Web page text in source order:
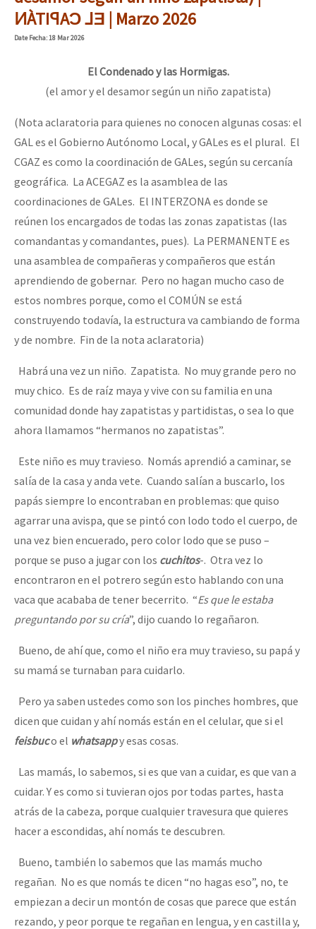
Mundo
EZLN
AutonomÍa y Resistencia
Megaproyectos
Migración
Mujeres
Niñxs
MULTIMEDIA
Audio
Otras secciones
Semillero Guerra contra la Humanidad. (Las poblaciones y
la naturaleza bajo asedio)
Libros para descargar
Medios Libres
COVID-19
Eventos
[CDMX – 20 julio] Jornadas globales por la libertad de Jesús
“Sonhando a Terra do Bem Virá” se publica no Estado Espanhol
Se o México sabe, que o mundo saiba! Nossas lutas pela
[25 abr – CDMX] Tokín por el CNI: 30 años de Resistencia y
ͶÀTIꟼAƆ ⅃Ǝ | Marzo 2026
DateFecha: 18 Mar 2026
El Condenado y las Hormigas.
(el amor y el desamor según un niño zapatista)
(Nota aclaratoria para quienes no conocen algunas cosas: el
GAL es el Gobierno Autónomo Local, y GALes es el plural. El
CGAZ es como la coordinación de GALes, según su cercanía
geográfica. La ACEGAZ es la asamblea de las
coordinaciones de GALes. El INTERZONA es donde se
reúnen los encargados de todas las zonas zapatistas (las
comandantas y comandantes, pues). La PERMANENTE es
una asamblea de compañeras y compañeros que están
aprendiendo de gobernar. Pero no hagan mucho caso de
estos nombres porque, como el COMÚN se está
construyendo todavía, la estructura va cambiando de forma
y de nombre. Fin de la nota aclaratoria)
Habrá una vez un niño. Zapatista. No muy grande pero no
muy chico. Es de raíz maya y vive con su familia en una
comunidad donde hay zapatistas y partidistas, o sea lo que
ahora llamamos “hermanos no zapatistas”.
Este niño es muy travieso. Nomás aprendió a caminar, se
salía de la casa y anda vete. Cuando salían a buscarlo, los
papás siempre lo encontraban en problemas: que quiso
agarrar una avispa, que se pintó con lodo todo el cuerpo, de
una vez bien encuerado, pero color lodo que se puso –
porque se puso a jugar con los cuchitos-. Otra vez lo
encontraron en el potrero según esto hablando con una
vaca que acababa de tener becerrito. “Es que le estaba
preguntando por su cría”, dijo cuando lo regañaron.
Bueno, de ahí que, como el niño era muy travieso, su papá y
su mamá se turnaban para cuidarlo.
Pero ya saben ustedes como son los pinches hombres, que
dicen que cuidan y ahí nomás están en el celular, que si el
feisbuco el whatsappy esas cosas.
Las mamás, lo sabemos, si es que van a cuidar, es que van a
cuidar. Y es como si tuvieran ojos por todas partes, hasta
atrás de la cabeza, porque cualquier travesura que quieres
hacer a escondidas, ahí nomás te descubren.
Bueno, también lo sabemos que las mamás mucho
regañan. No es que nomás te dicen “no hagas eso”, no, te
empiezan a decir un montón de cosas que parece que están
rezando, y peor porque te regañan en lengua, y en castilla y,